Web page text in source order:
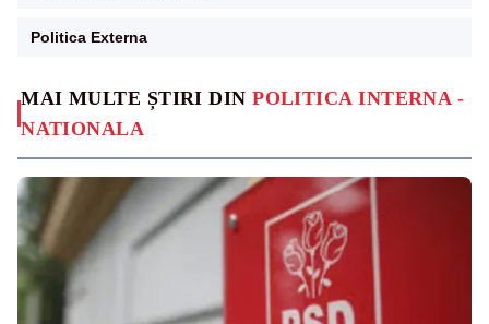
MAI MULTE ȘTIRI DINPOLITICA INTERNA -
NATIONALA
Politica Externa